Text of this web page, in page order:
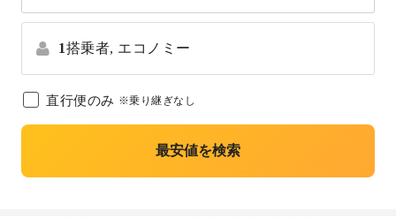
1搭乗者, エコノミー
直行便のみ ※乗り継ぎなし
最安値を検索